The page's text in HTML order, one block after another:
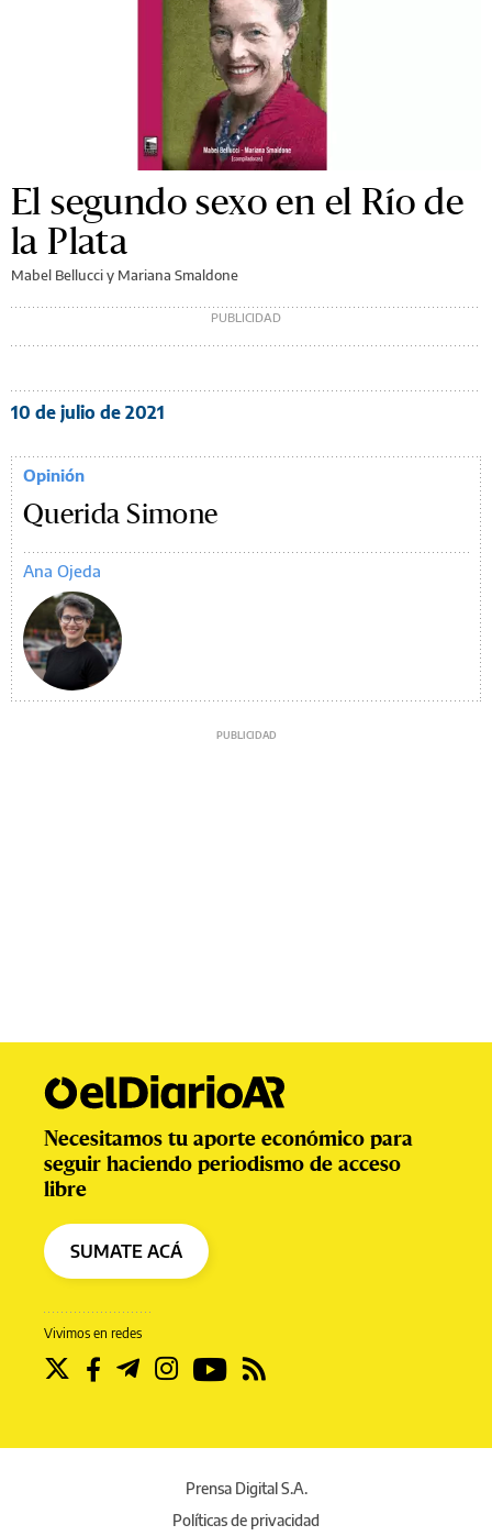
El segundo sexo en el Río de
la Plata
Mabel Bellucci y Mariana Smaldone
10 de julio de 2021
Opinión
Querida Simone
Ana Ojeda
Vivimos en redes
Necesitamos tu aporte económico para
seguir haciendo periodismo de acceso
libre
SUMATE ACÁ
Prensa Digital S.A.
Políticas de privacidad